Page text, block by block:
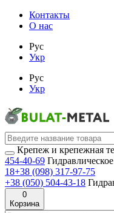
Контакты
О нас
Рус
Укр
Рус
Укр
Крепеж и крепежная
454-40-69
18+38 (098) 317-97-75
+38 (050) 504-43-18
0
Корзина